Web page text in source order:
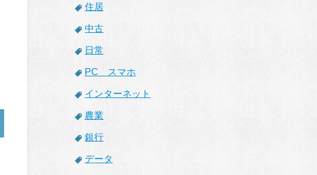
住居
中古
日常
PC スマホ
インターネット
農業
銀行
データ